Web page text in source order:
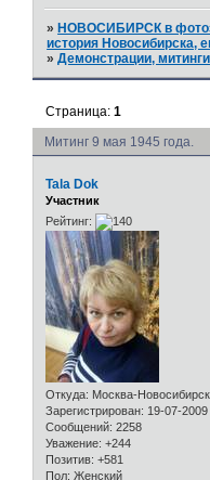
» НОВОСИБИРСК в
история Новосибирска,
»Демонстрации, митинги
Митинг 9 мая 1945 года.
Страница:1
Tala Dok
Участник
Рейтинг:
Откуда: Москва-Новосибирск
Зарегистрирован: 19-07-2009
Сообщений: 2258
Уважение: +244
Позитив: +581
Пол: Женский